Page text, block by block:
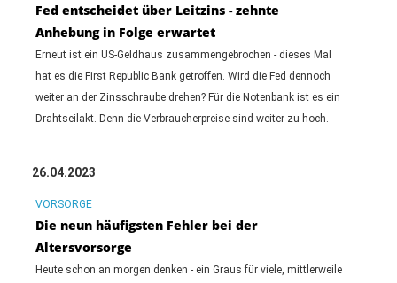
Fed entscheidet über Leitzins - zehnte
Anhebung in Folge erwartet
Erneut ist ein US-Geldhaus zusammengebrochen - dieses Mal
hat es die First Republic Bank getroffen. Wird die Fed dennoch
weiter an der Zinsschraube drehen? Für die Notenbank ist es ein
Drahtseilakt. Denn die Verbraucherpreise sind weiter zu hoch.
26.04.2023
VORSORGE
Die neun häufigsten Fehler bei der
Altersvorsorge
Heute schon an morgen denken - ein Graus für viele, mittlerweile